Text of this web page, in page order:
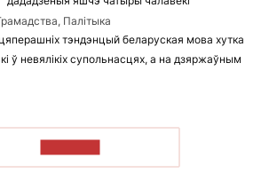
Палітыка
тэндэнцый беларуская мова хутка
ў невялікіх супольнасцях, а на дзяржаўным